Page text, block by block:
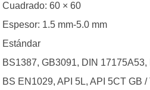
Cuadrado: 60 × 60
Espesor: 1.5 mm-5.0 mm
Estándar
BS1387, GB3091, DIN
BS EN1029, API 5L, API 5CT GB /